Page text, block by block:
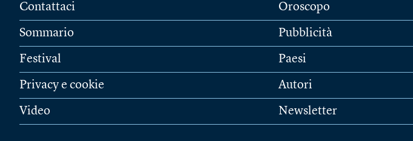
Contattaci
Sommario
Festival
Privacy e cookie
Video
Oroscopo
Pubblicità
Paesi
Autori
Newsletter